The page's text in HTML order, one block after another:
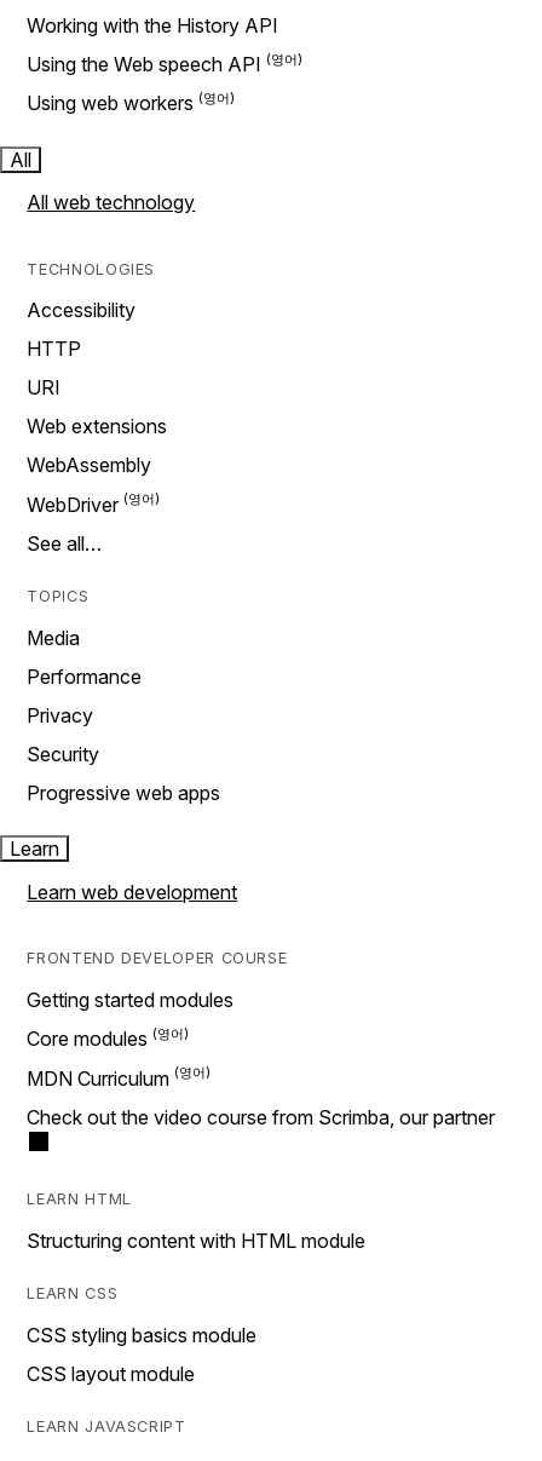
Working with the History API
Using the Web speech API
Using web workers
All
All web technology
TECHNOLOGIES
Accessibility
HTTP
URI
Web extensions
WebAssembly
WebDriver
See all…
TOPICS
Media
Performance
Privacy
Security
Progressive web apps
Learn
Learn web development
FRONTEND DEVELOPER COURSE
Getting started modules
Core modules
MDN Curriculum
Check out the video course from Scrimba, our partner
LEARN HTML
Structuring content with HTML module
LEARN CSS
CSS styling basics module
CSS layout module
LEARN JAVASCRIPT